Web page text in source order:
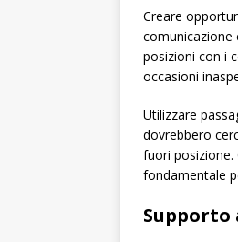
Creare
comunicazione
posizioni con i
occasioni
Utilizzare
dovrebbero
fuori posizione.
fondamentale
Supporto